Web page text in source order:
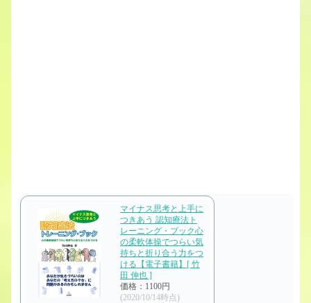
マイナス思考と上手に
つきあう 認知療法ト
レーニング・ブック心
の柔軟体操でつらい気
持ちと折り合う力をつ
ける【電子書籍】[ 竹
田 伸也 ]
価格：1100円
(2020/10/14時点)